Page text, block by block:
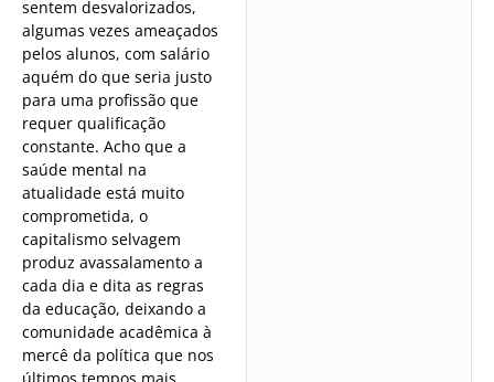
sentem desvalorizados,
algumas vezes ameaçados
pelos alunos, com salário
aquém do que seria justo
para uma profissão que
requer qualificação
constante. Acho que a
saúde mental na
atualidade está muito
comprometida, o
capitalismo selvagem
produz avassalamento a
cada dia e dita as regras
da educação, deixando a
comunidade acadêmica à
mercê da política que nos
últimos tempos mais